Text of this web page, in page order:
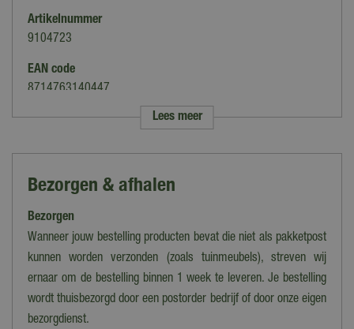
Artikelnummer
9104723
EAN code
8714763140447
Merk
Bruin
Hoofdmateriaal
Rotan
Hoofdmateriaal onderstel
Lees meer
Bezorgen & afhalen
Bezorgen
Wanneer jouw bestelling producten bevat die niet als pakketpost
kunnen worden verzonden (zoals tuinmeubels), streven wij
ernaar om de bestelling binnen 1 week te leveren. Je bestelling
wordt thuisbezorgd door een postorder bedrijf of door onze eigen
bezorgdienst.